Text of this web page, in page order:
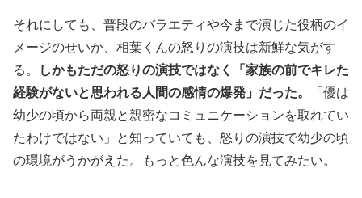
それにしても、普段のバラエティや今まで演じた役柄のイ
メージのせいか、相葉くんの怒りの演技は新鮮な気がす
る。
しかもただの怒りの演技ではなく「家族の前でキレた
経験がないと思われる人間の感情の爆発」だった。
「優は
幼少の頃から両親と親密なコミュニケーションを取れてい
たわけではない」と知っていても、怒りの演技で幼少の頃
の環境がうかがえた。もっと色んな演技を見てみたい。